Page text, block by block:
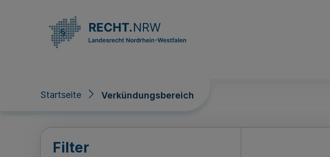
Startseite Verkündungsbereich
Verkündungsbereich
Filter